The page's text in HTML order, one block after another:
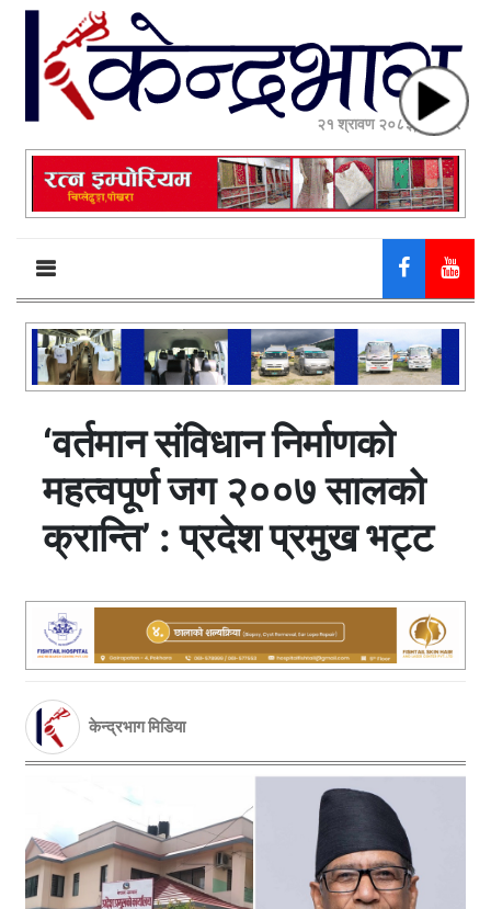
२१ श्रावण २०८३, बिहीबार
‘वर्तमान संविधान निर्माणको
महत्वपूर्ण जग २००७ सालको
क्रान्ति’ : प्रदेश प्रमुख भट्ट
केन्द्रभाग मिडिया